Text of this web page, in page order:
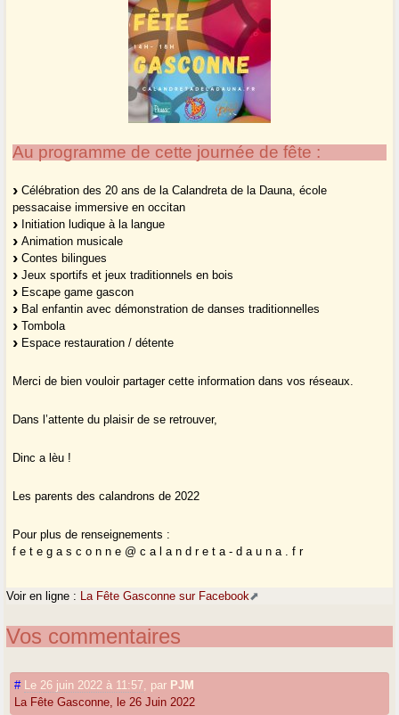
Au programme de cette journée de fête :
Célébration des 20 ans de la Calandreta de la Dauna, école
pessacaise immersive en occitan
Initiation ludique à la langue
Animation musicale
Contes bilingues
Jeux sportifs et jeux traditionnels en bois
Escape game gascon
Bal enfantin avec démonstration de danses traditionnelles
Tombola
Espace restauration / détente
Merci de bien vouloir partager cette information dans vos réseaux.
Dans l’attente du plaisir de se retrouver,
Dinc a lèu !
Les parents des calandrons de 2022
Pour plus de renseignements :
f e t e g a s c o n n e @ c a l a n d r e t a - d a u n a . f r
Voir en ligne : La Fête Gasconne sur Facebook
Vos commentaires
# Le 26 juin 2022 à 11:57 par PJM
La Fête Gasconne, le 26 Juin 2022